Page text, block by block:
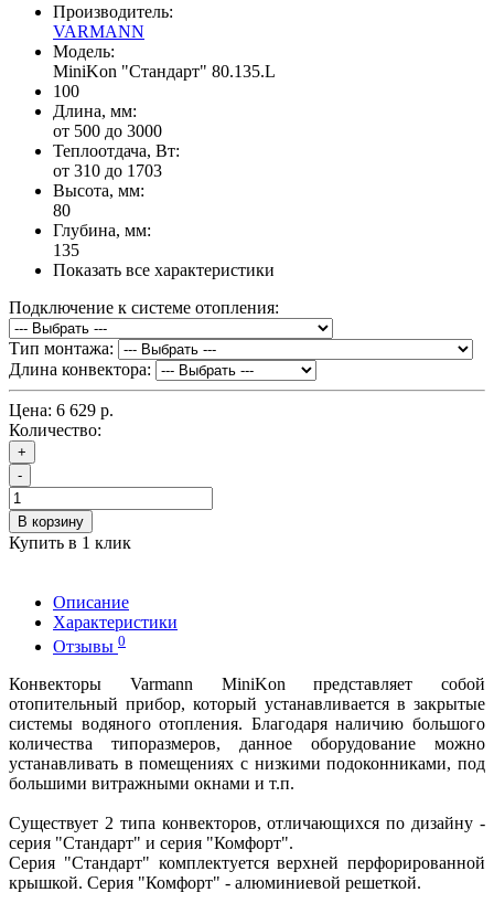
Производитель:
VARMANN
Модель:
MiniKon "Стандарт" 80.135.L
100
Длина, мм:
от 500 до 3000
Теплоотдача, Вт:
от 310 до 1703
Высота, мм:
80
Глубина, мм:
135
Показать все характеристики
Подключение к системе отопления:
Тип монтажа:
Длина конвектора:
Цена: 6 629 р.
Количество:
+
-
В корзину
Купить в 1 клик
Описание
Характеристики
Отзывы 0
Конвекторы Varmann MiniKon представляет собой
отопительный прибор, который устанавливается в закрытые
системы водяного отопления. Благодаря наличию большого
количества типоразмеров, данное оборудование можно
устанавливать в помещениях с низкими подоконниками, под
большими витражными окнами и т.п.
Существует 2 типа конвекторов, отличающихся по дизайну -
серия "Стандарт" и серия "Комфорт".
Серия "Стандарт" комплектуется верхней перфорированной
крышкой. Серия "Комфорт" - алюминиевой решеткой.